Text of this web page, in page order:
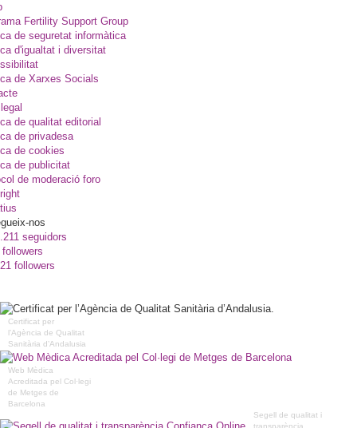
Fertility Support Group
de seguretat informàtica
d'igualtat i diversitat
de Xarxes Socials
de qualitat editorial
de privadesa
de cookies
de publicitat
de moderació foro
nos
seguidors
followers
followers
Certificat per
l’Agència de Qualitat
Sanitària d’Andalusia
Web Mèdica
Acreditada pel Col·legi
de Metges de
Barcelona
Segell de qualitat i
transparència